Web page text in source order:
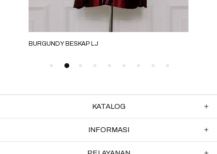
BURGUNDY BESKAP LJ
KATALOG
INFORMASI